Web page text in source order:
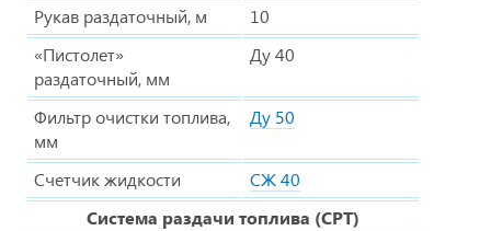
Рукав раздаточный, м
10
«Пистолет»
раздаточный, мм
Ду 40
Фильтр очистки топлива,
мм
Ду 50
Счетчик жидкости
СЖ 40
Система раздачи топлива (СРТ)